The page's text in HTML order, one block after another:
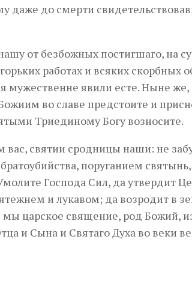
даже до смерти
от безбожных постигшаго, на
работах и всяких скорбных
мужественне явили есте. Ныне же,
во славе предстоите и
Триединому Богу возносите.
святии сродницы наши: не
поруганием
Господа Сил, да утвердит
и лукавом; да возродит в
царское священие, род Божий,
и Сына и Святаго Духа во веки